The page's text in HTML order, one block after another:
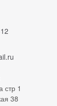
стр 1
38